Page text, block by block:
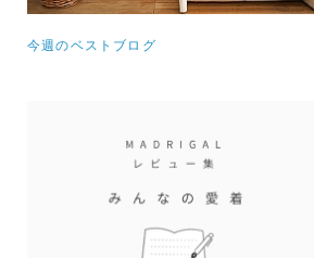
今週のベストブログ